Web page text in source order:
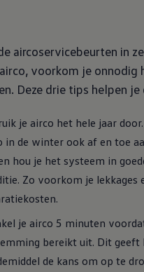
aircoservicebeurten in
voorkom je onnodig
Deze drie tips helpen je
je airco het hele jaar
in de winter ook af en toe
hou je het systeem in
Zo voorkom je lekkages
je airco 5 minuten
bereikt uit. Dit geeft
de kans om op te